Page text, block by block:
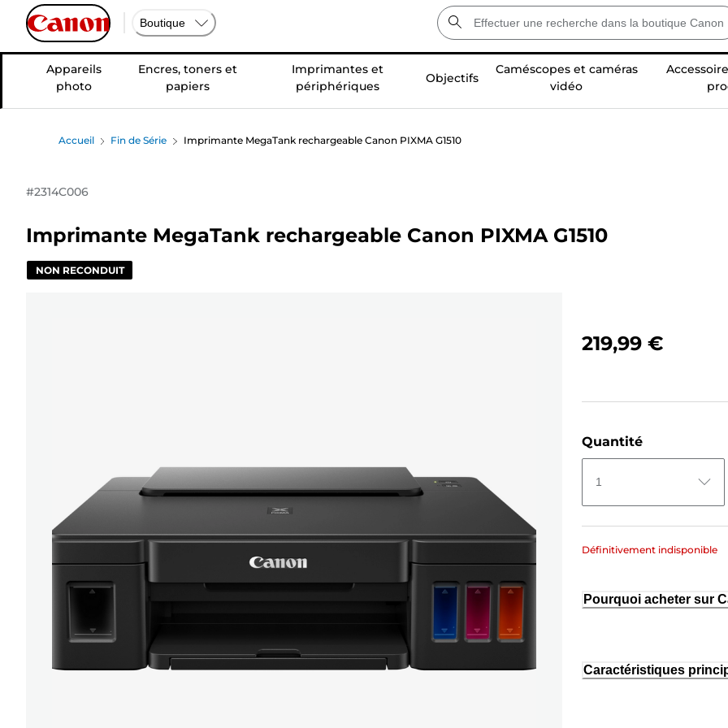
Boutique
Appareils
photo
Encres, toners et
papiers
Imprimantes et
périphériques
Objectifs
Caméscopes et caméras
vidéo
Accueil Fin de Série Imprimante MegaTank rechargeable Canon PIXMA G1510
#2314C006
Imprimante MegaTank rechargeable Canon PIXMA G1510
NON RECONDUIT
219,99 €
Quantité
1
Définitivement indisponible
Pourquoi acheter sur
Caractéristiques